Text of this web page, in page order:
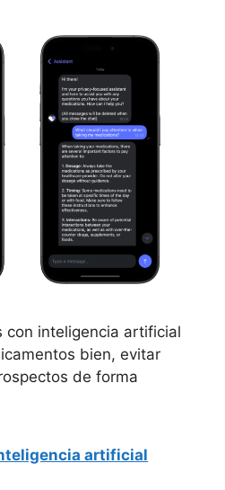
con inteligencia artificial
bien, evitar
de forma
artificial